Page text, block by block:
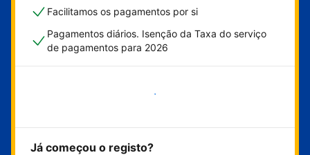
Facilitamos os pagamentos por si
Pagamentos diários. Isenção da Taxa do serviço
de pagamentos para 2026
Comece já
Já começou o registo?